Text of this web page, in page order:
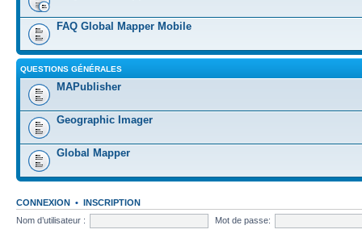
FAQ Global Mapper Mobile
QUESTIONS GÉNÉRALES
MAPublisher
Geographic Imager
Global Mapper
CONNEXION • INSCRIPTION
Nom d’utilisateur :
Mot de passe: